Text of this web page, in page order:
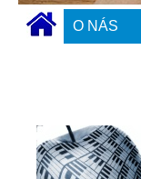
O NÁS